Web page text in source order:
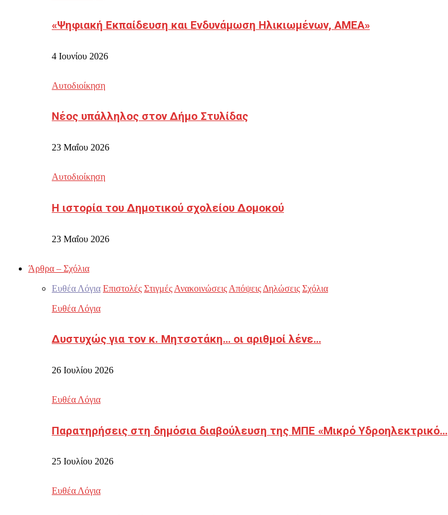
«Ψηφιακή Εκπαίδευση και Ενδυνάμωση Ηλικιωμένων, ΑΜΕΑ»
4 Ιουνίου 2026
Αυτοδιοίκηση
Νέος υπάλληλος στον Δήμο Στυλίδας
23 Μαΐου 2026
Αυτοδιοίκηση
Η ιστορία του Δημοτικού σχολείου Δομοκού
23 Μαΐου 2026
Άρθρα – Σχόλια
Ευθέα Λόγια Επιστολές Στιγμές Ανακοινώσεις Απόψεις Δηλώσεις Σχόλια
Ευθέα Λόγια
Δυστυχώς για τον κ. Μητσοτάκη… οι αριθμοί λένε…
26 Ιουλίου 2026
Ευθέα Λόγια
Παρατηρήσεις στη δημόσια διαβούλευση της ΜΠΕ «Μικρό Υδροηλεκτρικό…
25 Ιουλίου 2026
Ευθέα Λόγια